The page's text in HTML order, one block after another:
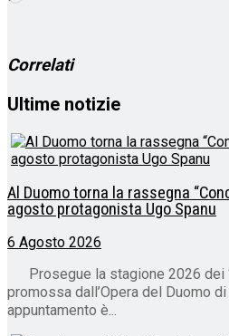
Correlati
Ultime notizie
Al Duomo torna la rassegna
agosto protagonista Ugo Spanu
6 Agosto 2026
Prosegue la stagione 2026 dei
promossa dall’Opera del Duomo
appuntamento è...